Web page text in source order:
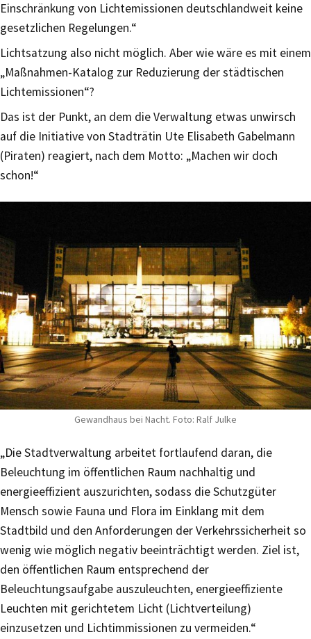
Einschränkung von Lichtemissionen deutschlandweit keine
gesetzlichen Regelungen.“
Lichtsatzung also nicht möglich. Aber wie wäre es mit einem
„Maßnahmen-Katalog zur Reduzierung der städtischen
Lichtemissionen“?
Das ist der Punkt, an dem die Verwaltung etwas unwirsch
auf die Initiative von Stadträtin Ute Elisabeth Gabelmann
(Piraten) reagiert, nach dem Motto: „Machen wir doch
schon!“
Gewandhaus bei Nacht. Foto: Ralf Julke
„Die Stadtverwaltung arbeitet fortlaufend daran, die
Beleuchtung im öffentlichen Raum nachhaltig und
energieeffizient auszurichten, sodass die Schutzgüter
Mensch sowie Fauna und Flora im Einklang mit dem
Stadtbild und den Anforderungen der Verkehrssicherheit so
wenig wie möglich negativ beeinträchtigt werden. Ziel ist,
den öffentlichen Raum entsprechend der
Beleuchtungsaufgabe auszuleuchten, energieeffiziente
Leuchten mit gerichtetem Licht (Lichtverteilung)
einzusetzen und Lichtimmissionen zu vermeiden.“